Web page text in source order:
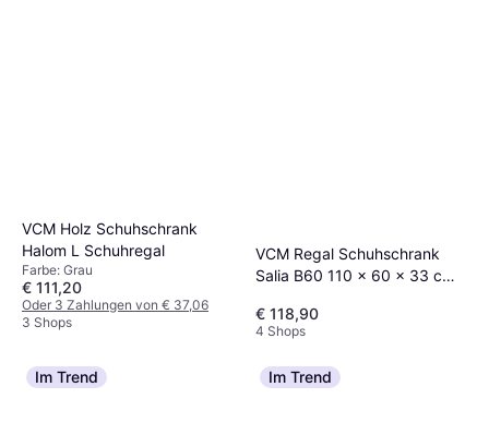
VCM Holz Schuhschrank
Halom L Schuhregal
Farbe: Grau
€ 111,20
Oder 3 Zahlungen von € 37,06
3 Shops
VCM Regal Schuhschrank
Salia B60 110 x 60 x 33 cm
€ 118,90
4 Shops
Im Trend Im Trend